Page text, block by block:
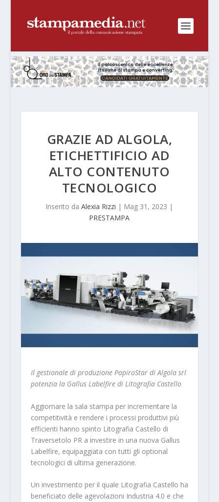
GRAZIE AD ALGOLA,
ETICHETTIFICIO AD
ALTO CONTENUTO
TECNOLOGICO
Inserito daAlexia Rizzi | Mag 31, 2023 |
PRESTAMPA
Il gestionale di produzione PapiroStar di Algola srl
potenzia la Gallus Labelfire di Litografia Castello
Aggiornare la sala stampa per incrementare la
competitività e rendere i processi produttivi più
efficienti hanno spinto Litografia Castello di
Traversetolo PR a investire in una nuova Gallus
Labelfire, equipaggiata con tutti gli optional
tecnologici di ultima generazione.
Un investimento per il quale Litografia Castello ha
beneficiato delle agevolazioni Industria 4.0 e che